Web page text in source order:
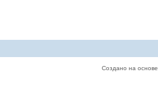
Создано на основе